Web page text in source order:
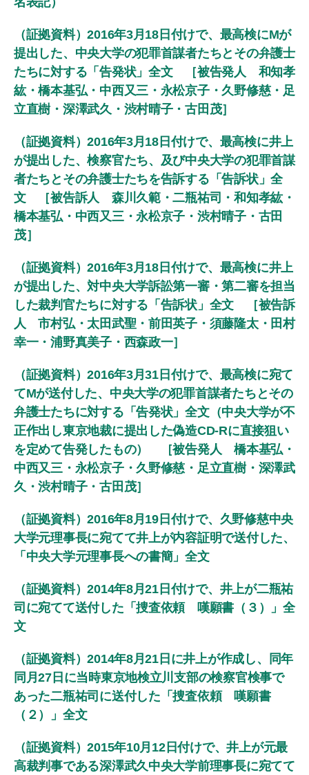
（証拠資料）2016年3月18日付けで、最高検にMが
提出した、中央大学の犯罪首謀者たちとその弁護士
たちに対する「告発状」全文 ［被告発人 和知孝
紘・橋本基弘・中西又三・永松京子・久野修慈・足
立直樹・深澤武久・渋村晴子・古田茂］
（証拠資料）2016年3月18日付けで、最高検に井上
が提出した、検察官たち、及び中央大学の犯罪首謀
者たちとその弁護士たちを告訴する「告訴状」全
文 ［被告訴人 森川久範・二瓶祐司・和知孝紘・
橋本基弘・中西又三・永松京子・渋村晴子・古田
茂］
（証拠資料）2016年3月18日付けで、最高検に井上
が提出した、対中央大学訴訟第一審・第二審を担当
した裁判官たちに対する「告訴状」全文 ［被告訴
人 市村弘・太田武聖・前田英子・須藤隆太・田村
幸一・浦野真美子・西森政一］
（証拠資料）2016年3月31日付けで、最高検に宛て
てMが送付した、中央大学の犯罪首謀者たちとその
弁護士たちに対する「告発状」全文（中央大学が不
正作出し東京地裁に提出した偽造CD-Rに直接狙い
を定めて告発したもの） ［被告発人 橋本基弘・
中西又三・永松京子・久野修慈・足立直樹・深澤武
久・渋村晴子・古田茂］
（証拠資料）2016年8月19日付けで、久野修慈中央
大学元理事長に宛てて井上が内容証明で送付した、
「中央大学元理事長への書簡」全文
（証拠資料）2014年8月21日付けで、井上が二瓶祐
司に宛てて送付した「捜査依頼 嘆願書（３）」全
文
（証拠資料）2014年8月21日に井上が作成し、同年
同月27日に当時東京地検立川支部の検察官検事で
あった二瓶祐司に送付した「捜査依頼 嘆願書
（２）」全文
（証拠資料）2015年10月12日付けで、井上が元最
高裁判事である深澤武久中央大学前理事長に宛てて